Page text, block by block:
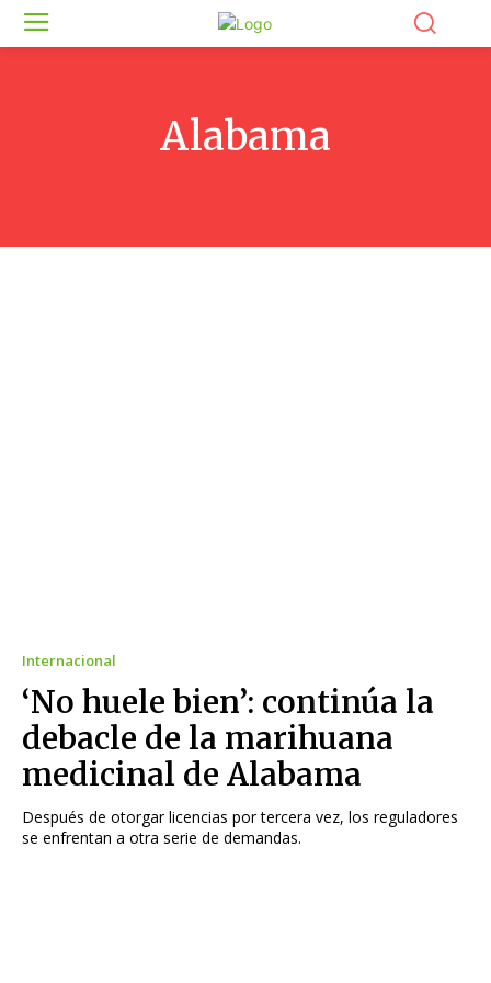
Alabama
Internacional
‘No huele bien’: continúa la
debacle de la marihuana
medicinal de Alabama
Después de otorgar licencias por tercera vez, los reguladores
se enfrentan a otra serie de demandas.